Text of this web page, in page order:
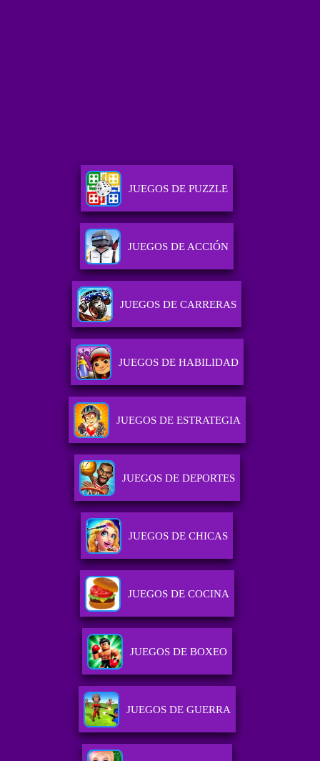
JUEGOS DE PUZZLE
JUEGOS DE ACCIÓN
JUEGOS DE CARRERAS
JUEGOS DE HABILIDAD
JUEGOS DE ESTRATEGIA
JUEGOS DE DEPORTES
JUEGOS DE CHICAS
JUEGOS DE COCINA
JUEGOS DE BOXEO
JUEGOS DE GUERRA